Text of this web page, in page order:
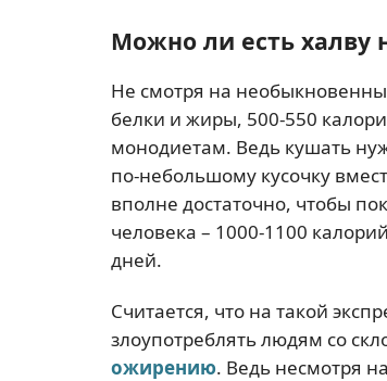
Можно ли есть халву
Не смотря на
белки и жиры, 500-550
монодиетам. Ведь кушать
по-небольшому кусочку
вполне достаточно, чтобы
человека – 1000-1100
дней.
Считается, что на такой
злоупотреблять людям со
ожирению. Ведь несмотря